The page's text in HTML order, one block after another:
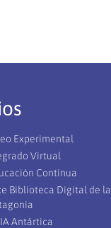
Experimental
Virtual
Continua
Biblioteca Digital de la
Antártica